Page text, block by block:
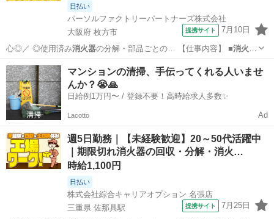
日払い
パーソルファクトリーパートナーズ株式会社
大阪府 枚方市
提携サイト 7月10日
心◎／ ◎使用済み消火器 の分解・部品ごとの… 【仕事内容】 ■消火器
の分解業務 ・使用… 済み消火器を分解し、部品を取…
大阪 枚方市
マンションの清掃、手伝ってくれる人いませ
んか？😭🙏
日給例1万円〜 / 登録不要！高時給求人多数✨
Lacotto Ad
週5日勤務｜【未経験歓迎】20～50代活躍中
｜期限切れ消火器の回収・分解・消火…
時給1,100円
日払い
株式会社綜合キャリアオプション 名張店
三重県 佐那具駅
提携サイト 7月25日